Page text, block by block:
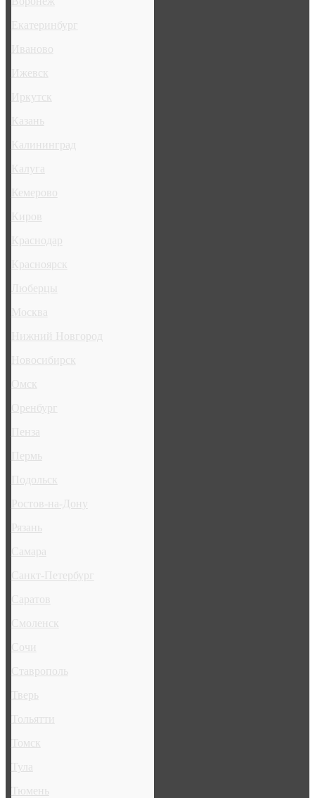
Екатеринбург
Иваново
Ижевск
Иркутск
Казань
Калининград
Калуга
Кемерово
Киров
Краснодар
Красноярск
Люберцы
Москва
Нижний Новгород
Новосибирск
Омск
Оренбург
Пенза
Пермь
Подольск
Ростов-на-Дону
Рязань
Самара
Санкт-Петербург
Саратов
Смоленск
Сочи
Ставрополь
Тверь
Тольятти
Томск
Тула
Тюмень